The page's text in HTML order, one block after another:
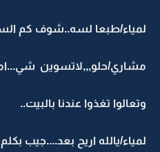
لمياء/طبعا لسه..شوف كم
مشاري/حلو,,,لاتسوين
وتعالوا تغذوا عندنا بالبيت..
لمياء/يالله اريح بعد....جيب